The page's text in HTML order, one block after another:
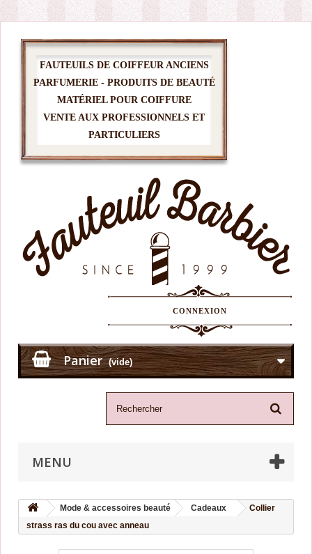
FAUTEUILS DE COIFFEUR ANCIENS
PARFUMERIE - PRODUITS DE BEAUTÉ
MATÉRIEL POUR COIFFURE
VENTE AUX PROFESSIONNELS ET
PARTICULIERS
CONNEXION
Panier (vide)
MENU
Mode & accessoires beauté Cadeaux
Collier
strass ras du cou avec anneau